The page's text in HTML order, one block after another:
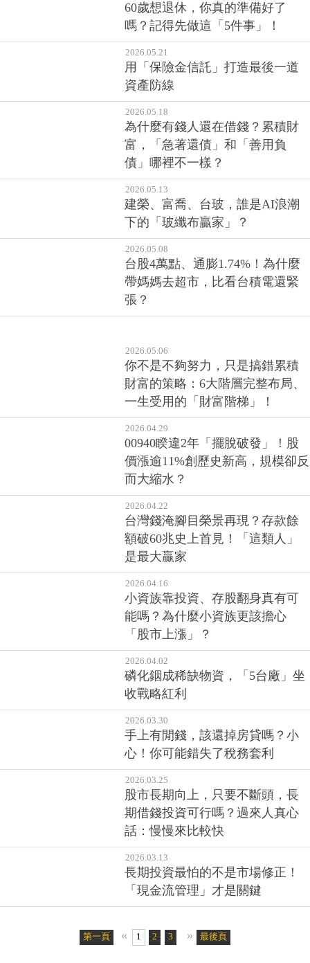
60歲想退休，你真的準備好了
嗎？記得先做這「5件事」！
2026.05.21
用「保險金信託」打造最後一道
資產防線
2026.05.18
為什麼有錢人還在借錢？累積財
富，「急著還債」和「善用負
債」哪裡不一樣？
2026.05.13
建榮、富喬、台玻，誰是AI浪潮
下的「玻纖布贏家」？
2026.05.08
台股4萬點、通膨1.74%！為什麼
帶媽媽去超市，比看台積電還緊
張？
2026.05.06
你不是不夠努力，只是搞錯累積
財富的策略：6大階層完整布局、
一生受用的「財富階梯」！
2026.04.29
00940睽違2年「擺脫破發」！股
價漲逾11%創歷史新高，規模卻反
而大縮水？
2026.04.22
台灣錢淹腳目榮景再現？存款餘
額破60兆史上首見！「這類人」
是最大贏家
2026.04.16
小資族靠投資、存股翻身真有可
能嗎？為什麼小資族更該擔心
「股市上漲」？
2026.04.02
磷化銦成稀缺物資，「5台廠」坐
收戰略紅利
2026.03.30
手上有閒錢，該還掉房貸嗎？小
心！你可能錯失了稅務套利
2026.03.25
股市長期向上，只要不斷頭，長
期借錢投資可行嗎？過來人真心
話：慢慢來比較快
2026.03.13
長期投資最怕的不是市場修正！
「現金流管理」才是關鍵
第一頁 « 1 2 3 4 5 6
» 最後頁